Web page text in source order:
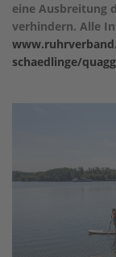
eine Ausbreitung
verhindern. Alle
schaedlinge/